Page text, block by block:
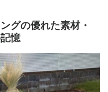
グの優れた素材・
憶